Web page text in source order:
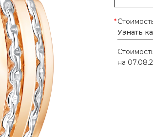
*
Узнать
на